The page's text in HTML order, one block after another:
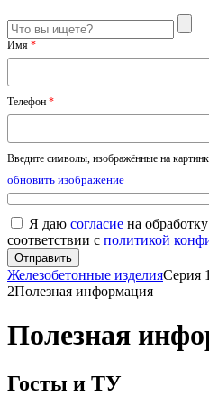
Имя *
Телефон *
Введите символы, изображённые на
обновить изображение
Я даю согласие на
соответствии с политикой
Железобетонные изделияСерия
2Полезная информация
Полезная
Госты и ТУ